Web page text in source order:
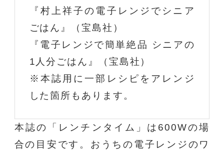
『村上祥子の電子レンジでシニア
ごはん』（宝島社）
『電子レンジで簡単絶品 シニアの
1人分ごはん』（宝島社）
※本誌用に一部レシピをアレンジ
した箇所もあります。
本誌の「レンチンタイム」は600Wの場
合の目安です。おうちの電子レンジのワ